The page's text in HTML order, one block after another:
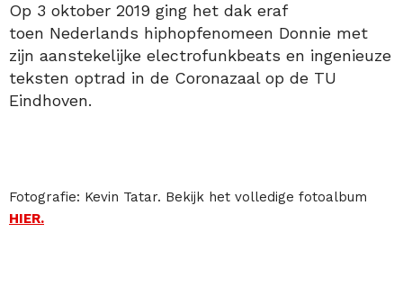
Op 3 oktober 2019 ging het dak eraf
toen Nederlands hiphopfenomeen Donnie met
zijn aanstekelijke electrofunkbeats en ingenieuze
teksten optrad in de Coronazaal op de TU
Eindhoven.
Fotografie: Kevin Tatar. Bekijk het volledige fotoalbum
HIER.